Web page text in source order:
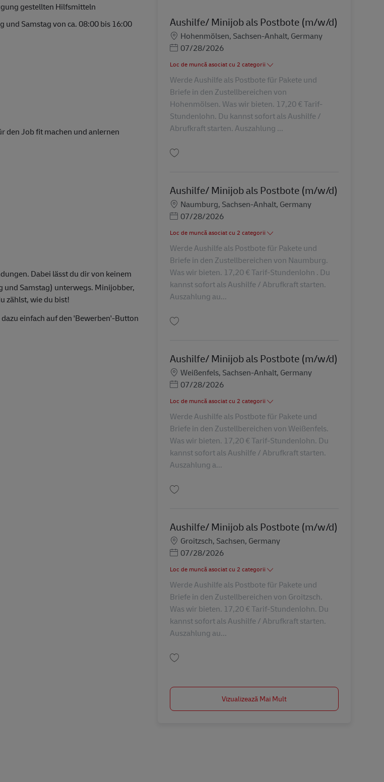
gestellten Hilfsmitteln
und Samstag von ca. 08:00 bis 16:00
den Job fit machen und anlernen
Dabei lässt du dir von keinem
und Samstag) unterwegs. Minijobber,
zählst, wie du bist!
dazu einfach auf den 'Bewerben'-Button
Aushilfe/ Minijob als Postbote (m/w/d)
Locație
Hohenmölsen, Sachsen-Anhalt, Germany
Posted Date
07/28/2026
Loc de muncă asociat cu 2 categorii
Werde Aushilfe als Postbote für Pakete und
Briefe in den Zustellbereichen von
Hohenmölsen. Was wir bieten. 17,20 € Tarif-
Stundenlohn. Du kannst sofort als Aushilfe /
Abrufkraft starten. Auszahlung ...
Aushilfe/ Minijob als Postbote (m/w/d)
Locație
Naumburg, Sachsen-Anhalt, Germany
Posted Date
07/28/2026
Loc de muncă asociat cu 2 categorii
Werde Aushilfe als Postbote für Pakete und
Briefe in den Zustellbereichen von Naumburg.
Was wir bieten. 17,20 € Tarif-Stundenlohn . Du
kannst sofort als Aushilfe / Abrufkraft starten.
Auszahlung au...
Aushilfe/ Minijob als Postbote (m/w/d)
Locație
Weißenfels, Sachsen-Anhalt, Germany
Posted Date
07/28/2026
Loc de muncă asociat cu 2 categorii
Werde Aushilfe als Postbote für Pakete und
Briefe in den Zustellbereichen von Weißenfels.
Was wir bieten. 17,20 € Tarif-Stundenlohn. Du
kannst sofort als Aushilfe / Abrufkraft starten.
Auszahlung a...
Aushilfe/ Minijob als Postbote (m/w/d)
Locație
Groitzsch, Sachsen, Germany
Posted Date
07/28/2026
Loc de muncă asociat cu 2 categorii
Werde Aushilfe als Postbote für Pakete und
Briefe in den Zustellbereichen von Groitzsch.
Was wir bieten. 17,20 € Tarif-Stundenlohn. Du
kannst sofort als Aushilfe / Abrufkraft starten.
Auszahlung au...
Vizualizează Mai Mult